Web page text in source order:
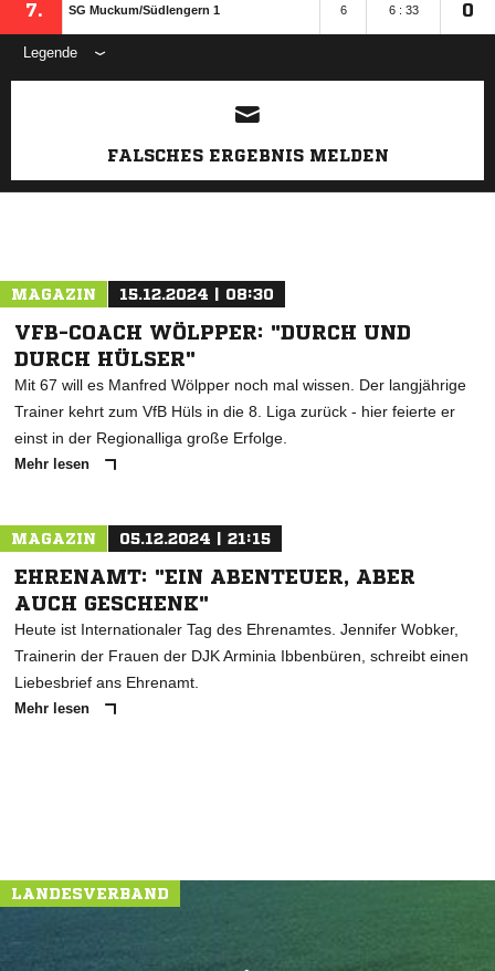
7. SG Muckum/​Südlengern 1 6 6 : 33 0
Legende
ANZEIGE
FALSCHES ERGEBNIS MELDEN
MAGAZIN 15.12.2024 | 08:30
VFB-COACH WÖLPPER: "DURCH UND
DURCH HÜLSER"
Mit 67 will es Manfred Wölpper noch mal wissen. Der langjährige
Trainer kehrt zum VfB Hüls in die 8. Liga zurück - hier feierte er
einst in der Regionalliga große Erfolge.
Mehr lesen
MAGAZIN 05.12.2024 | 21:15
EHRENAMT: "EIN ABENTEUER, ABER
AUCH GESCHENK"
Heute ist Internationaler Tag des Ehrenamtes. Jennifer Wobker,
Trainerin der Frauen der DJK Arminia Ibbenbüren, schreibt einen
Liebesbrief ans Ehrenamt.
Mehr lesen
LANDESVERBAND